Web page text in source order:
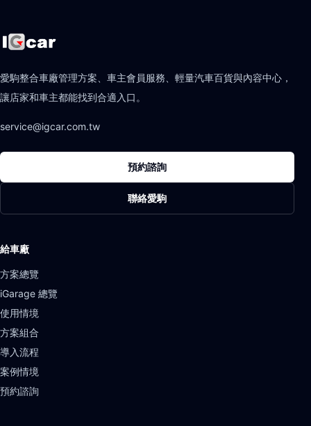
愛駒整合車廠管理方案、車主會員服務、輕量汽車百貨與內容中心，
讓店家和車主都能找到合適入口。
service@igcar.com.tw
預約諮詢
聯絡愛駒
給車廠
方案總覽
iGarage 總覽
使用情境
方案組合
導入流程
案例情境
預約諮詢